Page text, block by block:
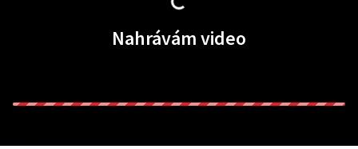
Nahrávám video